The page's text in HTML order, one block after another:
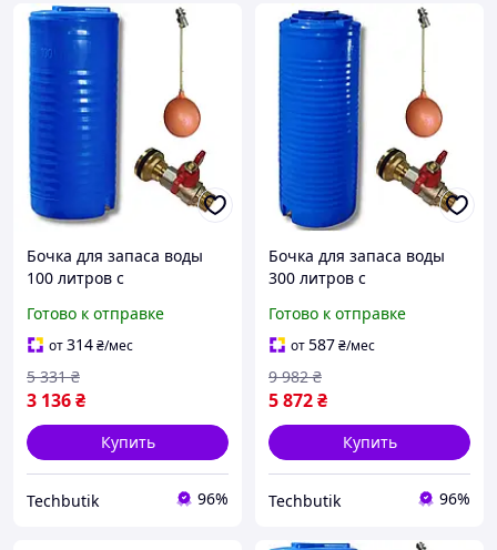
Бочка для запаса воды
100 литров с
сливным краном
пищевая синяя BT-18791
Готово к отправке
от314₴/мес
3 136₴
5 331 ₴
Купить
Techbutik 96%
Бочка для запаса воды
300 литров с
сливным краном
пищевой синий BT-18797
Готово к отправке
от587₴/мес
5 872₴
9 982 ₴
Купить
Techbutik 96%